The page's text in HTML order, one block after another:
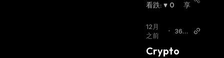
涨:
看跌: 0
享
12月
之前
•
36C
o
Crypto